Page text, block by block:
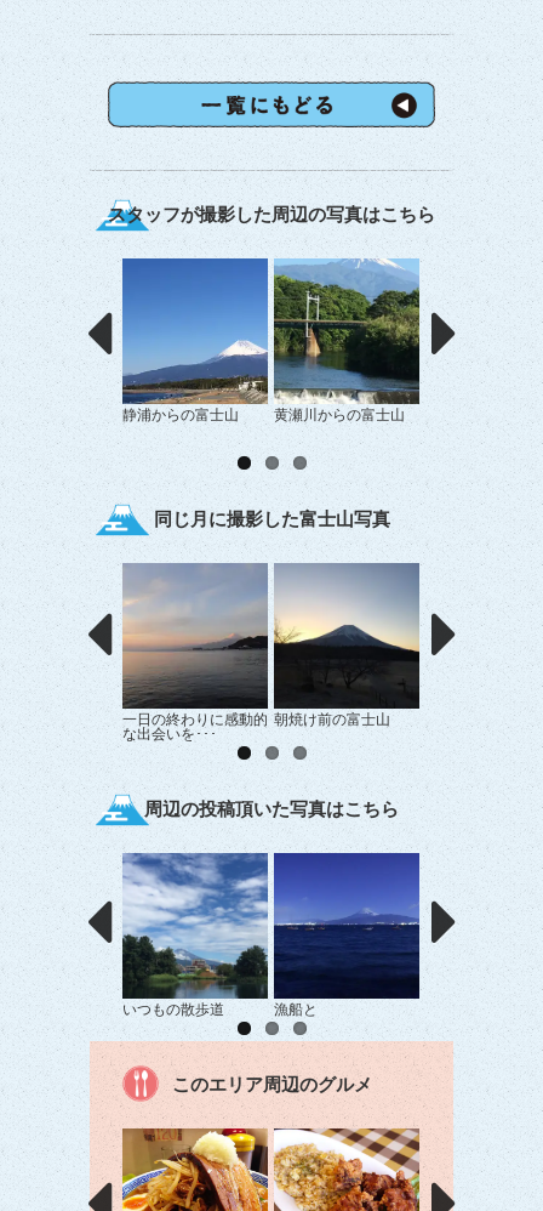
スタッフが撮影した周辺の写真はこちら
静浦からの富士山 黄瀬川からの富士山
菜の花と富士山
平フラワーロー
同じ月に撮影した富士山写真
一日の終わりに感動的
な出会いを･･･
朝焼け前の富士山 中伊豆からの富
周辺の投稿頂いた写真はこちら
いつもの散歩道 漁船と 笠をかぶった富
このエリア周辺のグルメ